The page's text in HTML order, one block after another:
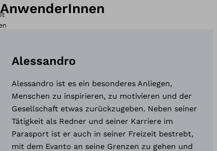
AnwenderInnen
Alessandro
Alessandro ist es ein besonderes Anliegen,
Menschen zu inspirieren, zu motivieren und der
Gesellschaft etwas zurückzugeben. Neben seiner
Tätigkeit als Redner und seiner Karriere im
Parasport ist er auch in seiner Freizeit bestrebt,
mit dem Evanto an seine Grenzen zu gehen und